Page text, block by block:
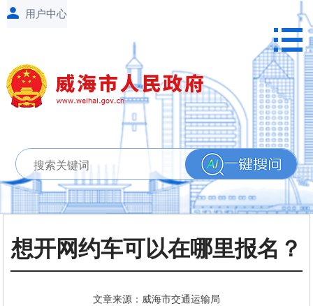
想开网约车可以在哪里报名？
文章来源：威海市交通运输局